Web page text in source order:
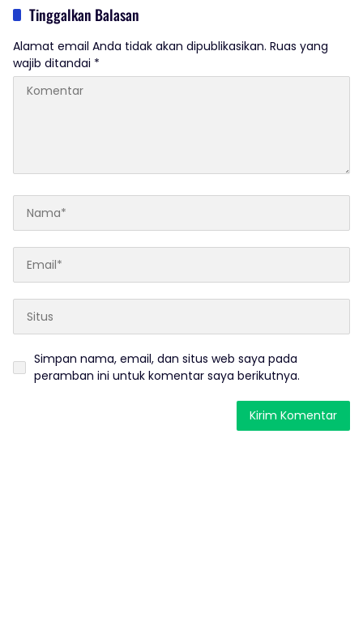
Bedagai Bungkam Saat Di Konfirmasi
Wartawan.
Tinggalkan Balasan
Alamat email Anda tidak akan dipublikasikan. Ruas yang
wajib ditandai *
Simpan nama, email, dan situs web saya pada
peramban ini untuk komentar saya berikutnya.